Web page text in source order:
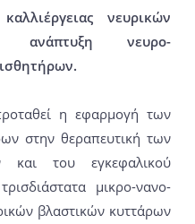
νευρικών
ανάπτυξη νευρο-
η εφαρμογή των
στην θεραπευτική των
και του εγκεφαλικού
μικρο-νανο-
βλαστικών κυττάρων